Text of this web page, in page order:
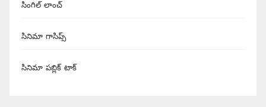
సింగిల్ లాంచ్
సినిమా గాసిప్స్
సినిమా పబ్లిక్ టాక్